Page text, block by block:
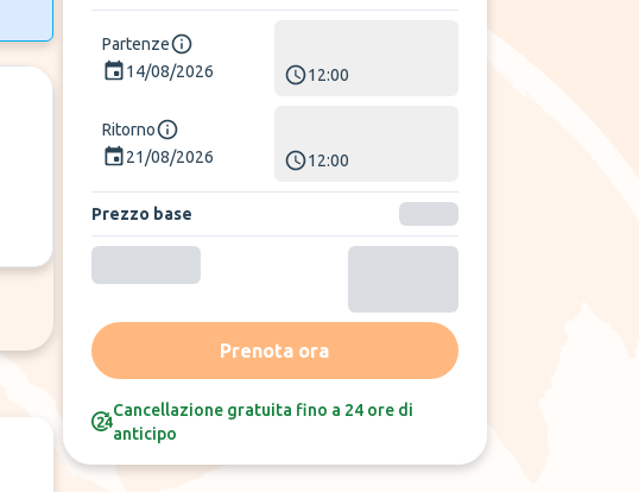
Partenze
14/08/2026
12:00
Ritorno
21/08/2026
12:00
Prezzo base
Prenota ora
Cancellazione gratuita fino a 24 ore di
anticipo